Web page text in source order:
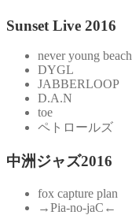
Sunset Live 2016
never young beach
DYGL
JABBERLOOP
D.A.N
toe
ペトロールズ
中洲ジャズ2016
fox capture plan
→Pia-no-jaC←